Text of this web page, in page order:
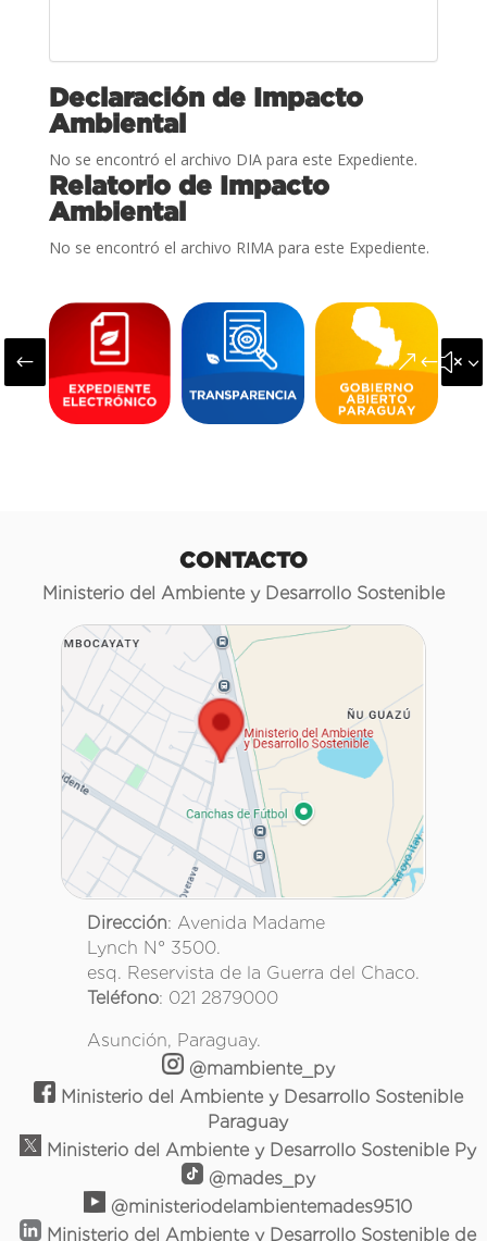
Declaración de Impacto
Ambiental
No se encontró el archivo DIA para este Expediente.
Relatorio de Impacto
Ambiental
No se encontró el archivo RIMA para este Expediente.
#
CONTACTO
Ministerio del Ambiente y Desarrollo Sostenible
Dirección: Avenida Madame
Lynch N° 3500.
esq. Reservista de la Guerra del Chaco.
Teléfono: 021 2879000
Asunción, Paraguay.
@mambiente_py
Ministerio del Ambiente y Desarrollo Sostenible
Paraguay
Ministerio del Ambiente y Desarrollo Sostenible Py
@mades_py
@ministeriodelambientemades9510
Ministerio del Ambiente y Desarrollo Sostenible de